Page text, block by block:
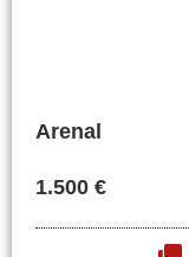
Arenal
1.500 €